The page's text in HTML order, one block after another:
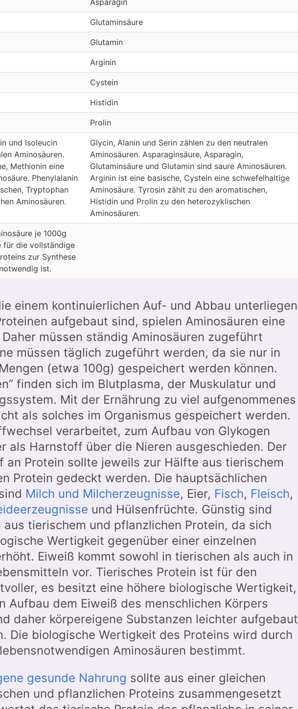
Asparagin
Glutaminsäure
Glutamin
Arginin
Cystein
Histidin
Prolin
und Isoleucin
Aminosäuren.
Methionin eine
Phenylalanin
Tryptophan
Aminosäuren.
Glycin, Alanin und Serin zählen zu den neutralen
Aminosäuren. Asparaginsäure, Asparagin,
Glutaminsäure und Glutamin sind saure Aminosäuren.
Arginin ist eine basische, Cystein eine schwefelhaltige
Aminosäure. Tyrosin zählt zu den aromatischen,
Histidin und Prolin zu den heterozyklischen
Aminosäuren.
je 1000g
für die vollständige
zur Synthese
ist.
einem kontinuierlichen Auf- und Abbau unterliegen
aufgebaut sind, spielen Aminosäuren eine
müssen ständig Aminosäuren zugeführt
müssen täglich zugeführt werden, da sie nur in
(etwa 100g) gespeichert werden können.
finden sich im Blutplasma, der Muskulatur und
Mit der Ernährung zu viel aufgenommenes
als solches im Organismus gespeichert werden.
verarbeitet, zum Aufbau von Glykogen
als Harnstoff über die Nieren ausgeschieden. Der
an Protein sollte jeweils zur Hälfte aus tierischem
Protein gedeckt werden. Die hauptsächlichen
Milch und Milcherzeugnisse, Eier, Fisch, Fleisch,
und Hülsenfrüchte. Günstig sind
aus tierischem und pflanzlichen Protein, da sich
Wertigkeit gegenüber einer einzelnen
Eiweiß kommt sowohl in tierischen als auch in
vor. Tierisches Protein ist für den
es besitzt eine höhere biologische Wertigkeit,
Aufbau dem Eiweiß des menschlichen Körpers
daher körpereigene Substanzen leichter aufgebaut
Die biologische Wertigkeit des Proteins wird durch
Aminosäuren bestimmt.
gesunde Nahrung sollte aus einer gleichen
und pflanzlichen Proteins zusammengesetzt